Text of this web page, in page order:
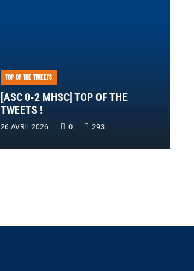
TOP OF THE TWEETS
[ASC 0-2 MHSC] TOP OF THE
TWEETS !
26 AVRIL 2026 0 293